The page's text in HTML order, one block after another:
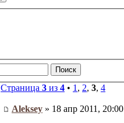
Страница 3 из 4 • 1 , 2, 3, 4
Aleksey » 18 апр 2011, 20:00